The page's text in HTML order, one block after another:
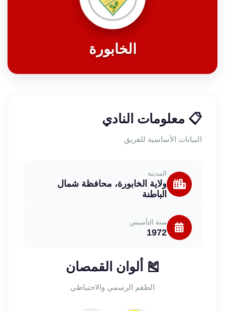
الخابورة
📋 معلومات النادي
البيانات الأساسية للفريق
المدينة
ولاية الخابورة، محافظة شمال
الباطنة
سنة التأسيس
1972
🎽 ألوان القمصان
الطقم الرسمي والاحتياطي